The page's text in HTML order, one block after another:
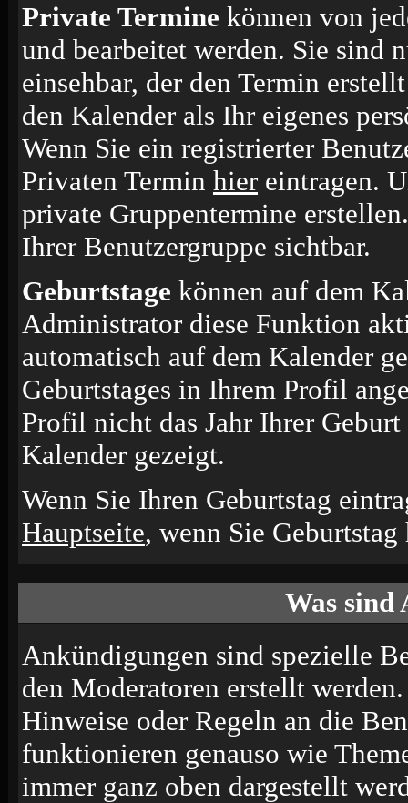
Private Termine können von
und bearbeitet werden. Sie sind
einsehbar, der den Termin
den Kalender als Ihr eigenes
Wenn Sie ein registrierter
Privaten Termin hier eintragen.
private Gruppentermine
Ihrer Benutzergruppe sichtbar.
Geburtstage können auf dem
Administrator diese Funktion
automatisch auf dem Kalender
Geburtstages in Ihrem Profil
Profil nicht das Jahr Ihrer
Kalender gezeigt.
Wenn Sie Ihren Geburtstag
Hauptseite, wenn Sie Geburtstag
Was sind
Ankündigungen sind spezielle
den Moderatoren erstellt
Hinweise oder Regeln an die
funktionieren genauso wie
immer ganz oben dargestellt